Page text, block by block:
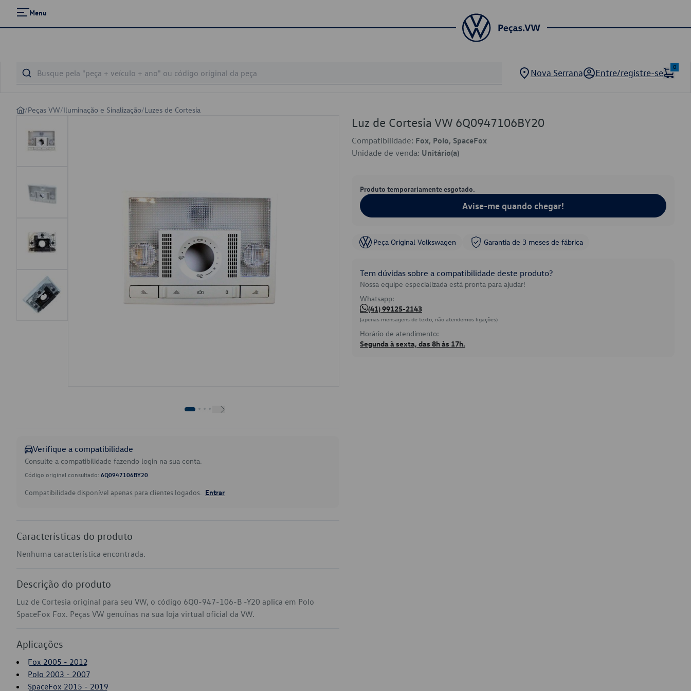
Menu
Nova Serrana Entre/registre-se
0
/Peças VW/Iluminação e Sinalização/Luzes de Cortesia
Verifique a compatibilidade
Consulte a compatibilidade fazendo login na sua conta.
Código original consultado: 6Q0947106BY20
Compatibilidade disponível apenas para clientes logados. Entrar
Características do produto
Nenhuma característica encontrada.
Descrição do produto
Luz de Cortesia original para seu VW, o código 6Q0-947-106-B -Y20 aplica em Polo
SpaceFox Fox. Peças VW genuínas na sua loja virtual oficial da VW.
Aplicações
Fox 2005 - 2012
Polo 2003 - 2007
SpaceFox 2015 - 2019
Luz de Cortesia VW 6Q0947106BY20
Compatibilidade: Fox, Polo, SpaceFox
Unidade de venda: Unitário(a)
Produto temporariamente esgotado.
Avise-me quando chegar!
Peça Original Volkswagen Garantia de 3 meses de fábrica
Tem dúvidas sobre a compatibilidade deste produto?
Nossa equipe especializada está pronta para ajudar!
Whatsapp:
(41) 99125-2143
(apenas mensagens de texto, não atendemos ligações)
Horário de atendimento:
Segunda à sexta, das 8h às 17h.